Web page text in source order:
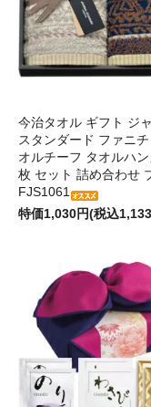
今治タオル ギフト ジ
スタンダード ファニ
オルチーフ タオルハ
枚 セット 詰め合わせ
FJS1061
特価1,030円(税込